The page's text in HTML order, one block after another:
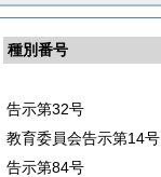
種別番号
告示第32号
教育委員会告示第14号
告示第84号